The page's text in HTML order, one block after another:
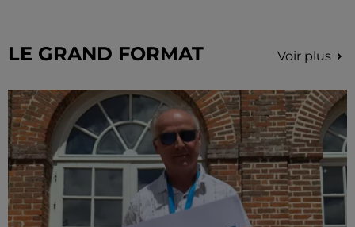
LE GRAND FORMAT Voir plus